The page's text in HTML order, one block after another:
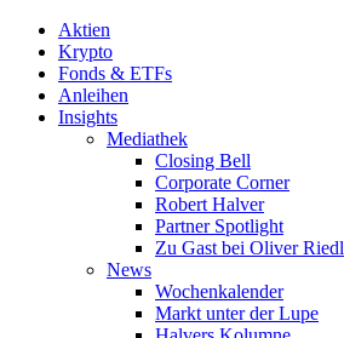
Aktien
Krypto
Fonds & ETFs
Anleihen
Insights
Mediathek
Closing Bell
Corporate Corner
Robert Halver
Partner Spotlight
Zu Gast bei Oliver Riedl
News
Wochenkalender
Markt unter der Lupe